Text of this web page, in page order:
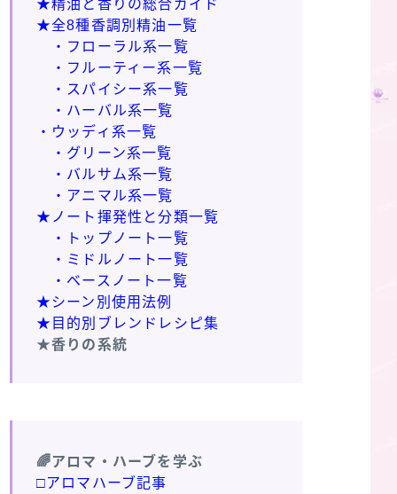
★精油と香りの総合ガイド
★全8種香調別精油一覧
・フローラル系一覧
・フルーティー系一覧
・スパイシー系一覧
・ハーバル系一覧
・ウッディ系一覧
・グリーン系一覧
・バルサム系一覧
・アニマル系一覧
★ノート揮発性と分類一覧
・トップノート一覧
・ミドルノート一覧
・ベースノート一覧
★シーン別使用法例
★目的別ブレンドレシピ集
★香りの系統
🌈アロマ・ハーブを学ぶ
□アロマハーブ記事